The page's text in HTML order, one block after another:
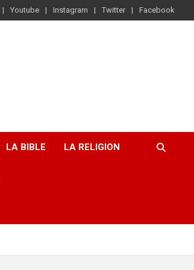
Youtube Instagram Twitter Facebook
LA BIBLE LA RELIGION